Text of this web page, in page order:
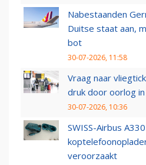
Nabestaanden
Duitse staat aan,
bot
30-07-2026, 11:58
Vraag naar
druk door oorlog
30-07-2026, 10:36
SWISS-Airbus
veroorzaakt